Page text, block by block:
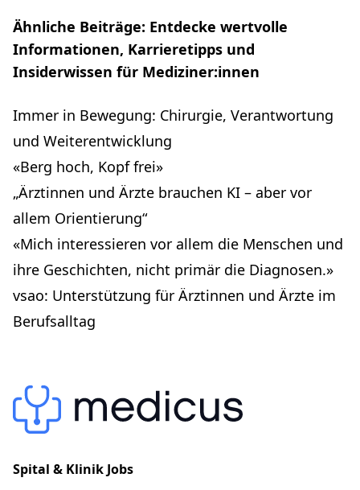
Ähnliche Beiträge: Entdecke wertvolle
Informationen, Karrieretipps und
Insiderwissen für Mediziner:innen
Immer in Bewegung: Chirurgie, Verantwortung
und Weiterentwicklung
«Berg hoch, Kopf frei»
„Ärztinnen und Ärzte brauchen KI – aber vor
allem Orientierung“
«Mich interessieren vor allem die Menschen und
ihre Geschichten, nicht primär die Diagnosen.»
vsao: Unterstützung für Ärztinnen und Ärzte im
Berufsalltag
Spital & Klinik Jobs